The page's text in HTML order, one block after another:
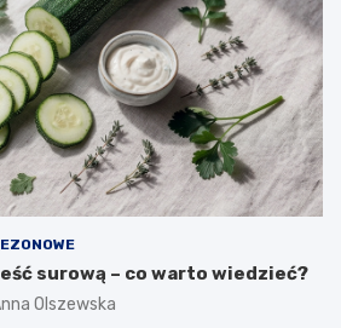
surową – co warto wiedzieć?
Olszewska